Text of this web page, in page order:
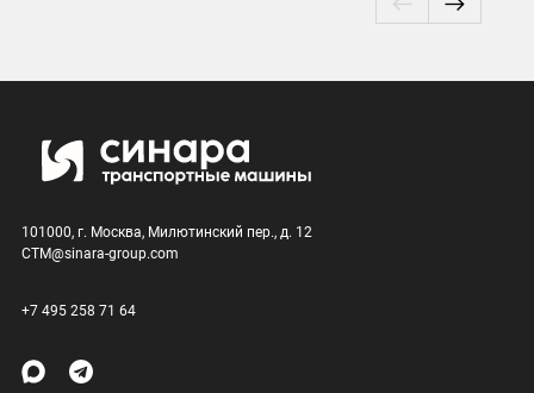
101000, г. Москва, Милютинский пер., д. 12
CTM@sinara-group.com
+7 495 258 71 64